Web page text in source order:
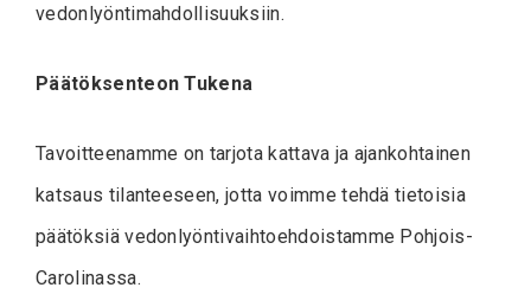
vedonlyöntimahdollisuuksiin.
Päätöksenteon Tukena
Tavoitteenamme on tarjota kattava ja ajankohtainen
katsaus tilanteeseen, jotta voimme tehdä tietoisia
päätöksiä vedonlyöntivaihtoehdoistamme Pohjois-
Carolinassa.